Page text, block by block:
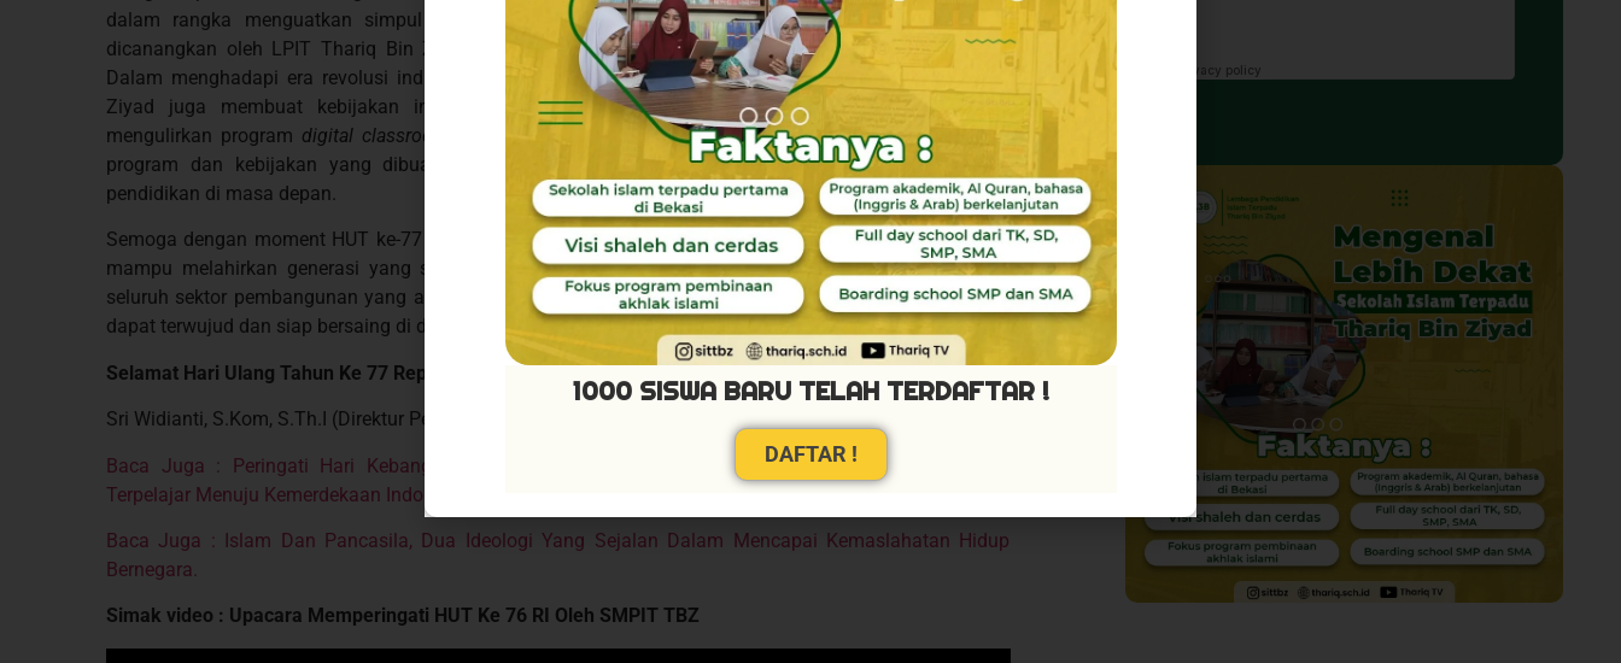
dalam rangka menguatkan simpul akhlaq, Al Quran, Akademik dan Bahasa ( A3B ) yang telah
dicanangkan oleh LPIT Thariq Bin Ziyad agar mampu melahirkan generasi yang sholeh dan cerdas.
Dalam menghadapi era revolusi industri 4.0 dan
society5.0 dalam dunia pendidkan, LPIT Thariq Bin
Ziyad juga membuat kebijakan inovasi dalam proses pembelajaran bagi peserta didik dengan
mengulirkan program digital classroom
dimana dimulai Tahun Pelajaran 2022/2023 sehingga seluruh
program dan kebijakan yang dibuat LPIT Thariq Bin Ziyad mampu menjawab seluruh tantangan
pendidikan di masa depan.
Semoga dengan moment HUT ke-77 RI tahun ini, seluruh kebijakan pemerintah dalam dunia pendidikan
mampu melahirkan generasi yang siap bangkit serta unggul agar mampu mengisi kemerdekaan di
seluruh sektor pembangunan yang ada, Harapannya generasi emas bangsa Indonesia pada tahun 2045
dapat terwujud dan siap bersaing di dunia internasional.
Selamat Hari Ulang Tahun Ke 77 Republik Indonesia
Sri Widianti, S.Kom, S.Th.I (Direktur Pendidikan LPIT TBZ)
Baca Juga : Peringati Hari Kebangkitan Nasional, Awal Pergerakan Terstruktur Dan Massif Kaum
Terpelajar Menuju Kemerdekaan Indonesia.
Baca Juga : Islam Dan Pancasila, Dua Ideologi Yang Sejalan Dalam Mencapai Kemaslahatan Hidup
Bernegara.
Simak video : Upacara Memperingati HUT Ke 76 RI Oleh SMPIT TBZ
1000 SISWA BARU TELAH TERDAFTAR !
DAFTAR !